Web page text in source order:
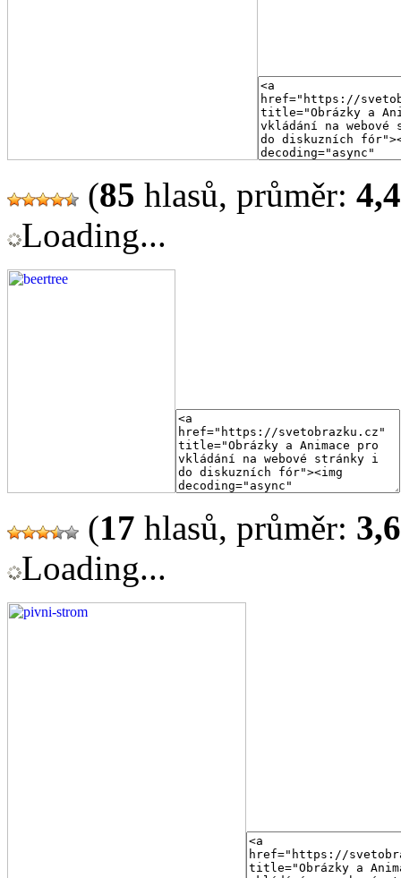
(85 hlasů, průměr:
Loading...
(17 hlasů, průměr:
Loading...